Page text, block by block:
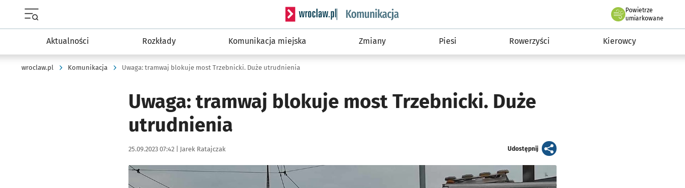
Serwis informacyjny wroclaw.pl podserwis: Komunikacja
Powietrze
we Wrocławiu
umiarkowane
Aktualności Rozkłady Komunikacja miejska Zmiany Piesi Rowerzyści Kierowcy
wroclaw.pl Komunikacja Uwaga: tramwaj blokuje most Trzebnicki. Duże utrudnienia
Uwaga: tramwaj blokuje most Trzebnicki. Duże
utrudnienia
Data publikacji:
25.09.2023 07:42 | Autor:
Jarek Ratajczak Udostępnijartykuł
Kliknij, aby powiększyć